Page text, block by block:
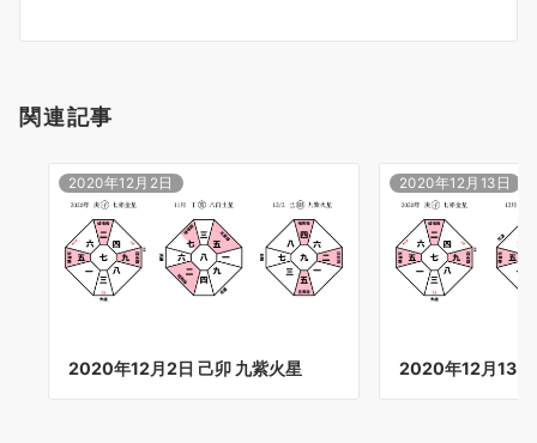
ン
関連記事
2020年12月2日
2020年12月2日 己卯 九紫火星
2020年12月13日
2020年12月13日